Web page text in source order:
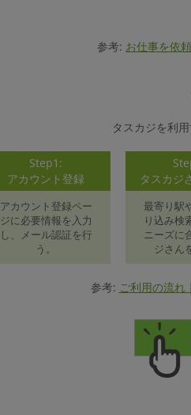
参考: お仕事を依
タスカジを利
Step1:
アカウント登録
アカウント登録ペー
ジに必要情報を入力
し、メール認証を行
う。
タスカジ
最寄り駅
り込み検
ニーズに
ジさん
参考: ご利用の流れ